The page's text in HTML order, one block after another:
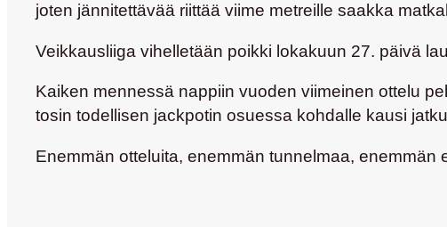
joten jännitettävää riittää viime metreille saakka
Veikkausliiga vihelletään poikki lokakuun 27. päivä
Kaiken mennessä nappiin vuoden viimeinen ottelu
tosin todellisen jackpotin osuessa kohdalle kausi
Enemmän otteluita, enemmän tunnelmaa, enemmän